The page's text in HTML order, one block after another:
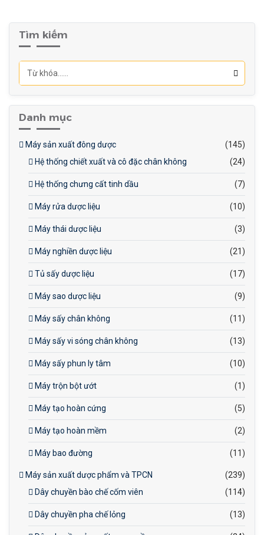
tích 15L phù hợp cho các
quy trình sản xuất nhỏ hoặc
thử nghiệm, giúp giảm chi
phí đầu tư và tối ưu hóa
Tìm kiếm
Danh mục
Máy sản xuất đông dược
(145)
Hệ thống chiết xuất và cô đặc chân không
(24)
Hệ thống chưng cất tinh dầu (7)
Máy rửa dược liệu (10)
Máy thái dược liệu (3)
Máy nghiền dược liệu (21)
Tủ sấy dược liệu (17)
Máy sao dược liệu (9)
Máy sấy chân không (11)
Máy sấy vi sóng chân không (13)
Máy sấy phun ly tâm (10)
Máy trộn bột ướt (1)
Máy tạo hoàn cứng (5)
Máy tạo hoàn mềm (2)
Máy bao đường (11)
Máy sản xuất dược phẩm và TPCN
(239)
Dây chuyền bào chế cốm viên
(114)
Dây chuyền pha chế lỏng (13)